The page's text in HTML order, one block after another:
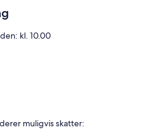
kl. 10.00
muligvis skatter: